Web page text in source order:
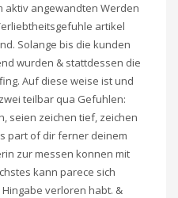
aktiv angewandten Werden
artikel
Solange bis die kunden
wurden & stattdessen die
Auf diese weise ist und
teilbar qua Gefuhlen:
seien zeichen tief, zeichen
part of dir ferner deinem
zur messen konnen mit
kann parece sich
verloren habt. &